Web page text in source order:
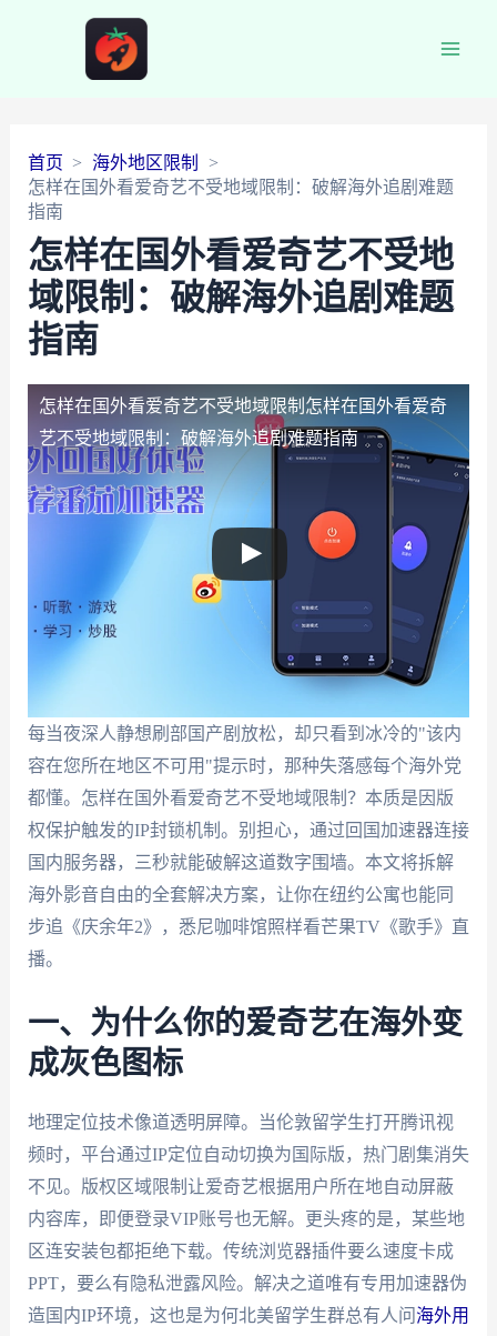
首页
海外地区限制
怎样在国外看爱奇艺不受地域限制：破解海外追剧难题
指南
怎样在国外看爱奇艺不受地
域限制：破解海外追剧难题
指南
怎样在国外看爱奇艺不受地域限制 怎样在国外看爱奇
艺不受地域限制：破解海外追剧难题指南
每当夜深人静想刷部国产剧放松，却只看到冰冷的"该内
容在您所在地区不可用"提示时，那种失落感每个海外党
都懂。怎样在国外看爱奇艺不受地域限制？本质是因版
权保护触发的IP封锁机制。别担心，通过回国加速器连接
国内服务器，三秒就能破解这道数字围墙。本文将拆解
海外影音自由的全套解决方案，让你在纽约公寓也能同
步追《庆余年2》，悉尼咖啡馆照样看芒果TV《歌手》直
播。
一、为什么你的爱奇艺在海外变
成灰色图标
地理定位技术像道透明屏障。当伦敦留学生打开腾讯视
频时，平台通过IP定位自动切换为国际版，热门剧集消失
不见。版权区域限制让爱奇艺根据用户所在地自动屏蔽
内容库，即便登录VIP账号也无解。更头疼的是，某些地
区连安装包都拒绝下载。传统浏览器插件要么速度卡成
PPT，要么有隐私泄露风险。解决之道唯有专用加速器伪
造国内IP环境，这也是为何北美留学生群总有人问 海外用